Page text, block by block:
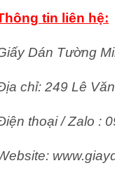
tin liên hệ:
Dán Tường
chỉ: 249 Lê
thoại / Zalo :